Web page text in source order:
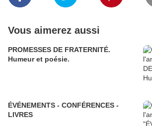
Vous aimerez aussi
PROMESSES DE FRATERNITÉ.
Humeur et poésie.
ÉVÉNEMENTS - CONFÉRENCES -
LIVRES